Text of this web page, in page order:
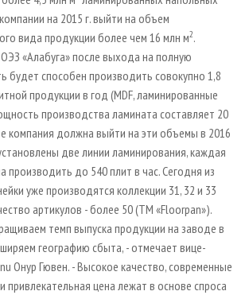
МЕБЕЛИ
МАТЕРИАЛЫ
ИНВЕСТПРОЕКТЫ
REVIEW
на 2015 г. выйти на объем
вида продукции более чем 16 млн м2.
«Алабуга» после выхода на полную
будет способен производить совокупно 1,8
продукции в год (MDF, ламинированные
производства ламината составляет 20
компания должна выйти на эти объемы в 2016
две линии ламинирования, каждая
производить до 540 плит в час. Сегодня из
уже производятся коллекции 31, 32 и 33
артикулов - более 50 (ТМ «Floorpan»).
темп выпуска продукции на заводе в
географию сбыта, - отмечает вице-
Онур Гювен. - Высокое качество, современные
цена лежат в основе спроса